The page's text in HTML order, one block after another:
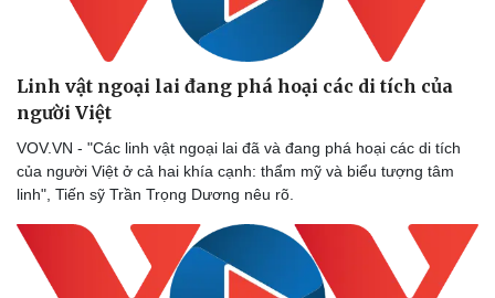
Doanh nghiệp
Doanh nghiệp 24h
Doanh nhân
Vì cộng đồng
Tin Công nghệ
Trải nghiệm
Chuyển đổi số
Linh vật ngoại lai đang phá hoại các di tích của
người Việt
VOV.VN - "Các linh vật ngoại lai đã và đang phá hoại các di tích
của người Việt ở cả hai khía cạnh: thẩm mỹ và biểu tượng tâm
linh", Tiến sỹ Trần Trọng Dương nêu rõ.